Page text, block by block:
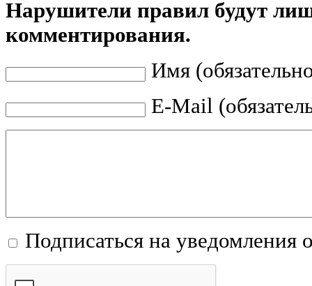
Нарушители правил будут
комментирования.
Имя
E-Mail
Подписаться на уведомления